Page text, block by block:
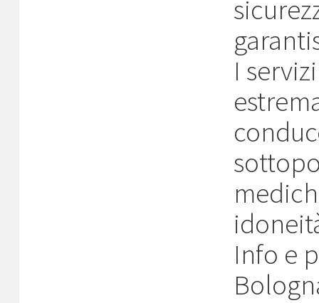
I
Info e